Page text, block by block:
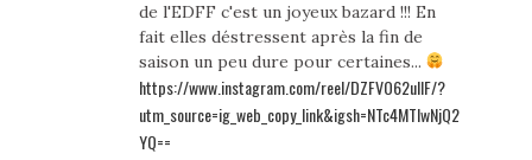
de l'EDFF c'est un joyeux bazard !!! En
fait elles déstressent après la fin de
saison un peu dure pour certaines...
https://www.instagram.com/reel/DZFVO62uIIF/?
utm_source=ig_web_copy_link&igsh=NTc4MTIwNjQ2
YQ==